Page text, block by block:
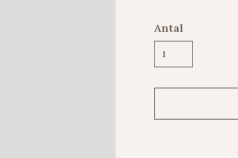
Antal